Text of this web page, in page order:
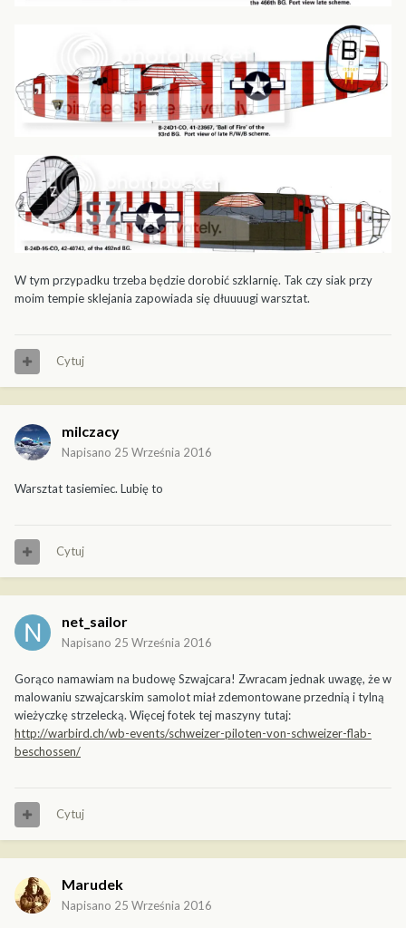
W tym przypadku trzeba będzie dorobić szklarnię. Tak czy siak przy
moim tempie sklejania zapowiada się dłuuuugi warsztat.
Cytuj
milczacy
Napisano 25 Września 2016
Warsztat tasiemiec. Lubię to
Cytuj
net_sailor
Napisano 25 Września 2016
Gorąco namawiam na budowę Szwajcara! Zwracam jednak uwagę, że w
malowaniu szwajcarskim samolot miał zdemontowane przednią i tylną
wieżyczkę strzelecką. Więcej fotek tej maszyny tutaj:
http://warbird.ch/wb-events/schweizer-piloten-von-schweizer-flab-
beschossen/
Cytuj
Marudek
Napisano 25 Września 2016